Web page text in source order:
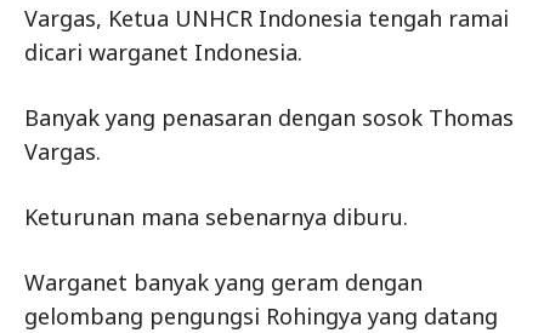
Vargas, Ketua UNHCR Indonesia tengah ramai
dicari warganet Indonesia.
Banyak yang penasaran dengan sosok Thomas
Vargas.
Keturunan mana sebenarnya diburu.
Warganet banyak yang geram dengan
gelombang pengungsi Rohingya yang datang